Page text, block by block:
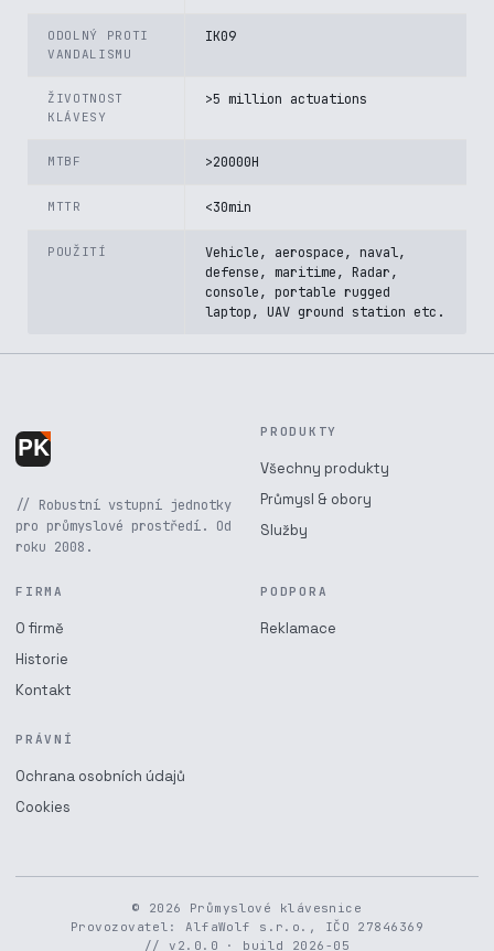
ODOLNÝ PROTI
VANDALISMU
IK09
ŽIVOTNOST
KLÁVESY
>5 million actuations
MTBF >20000H
MTTR <30min
POUŽITÍ
Vehicle, aerospace, naval,
defense, maritime, Radar,
console, portable rugged
laptop, UAV ground station etc.
// Robustní vstupní jednotky
pro průmyslové prostředí. Od
roku 2008.
PRODUKTY
Všechny produkty
Průmysl & obory
Služby
FIRMA
O firmě
Historie
Kontakt
PODPORA
Reklamace
PRÁVNÍ
Ochrana osobních údajů
Cookies
© 2026 Průmyslové klávesnice
Provozovatel: AlfaWolf s.r.o., IČO 27846369
// v2.0.0 · build 2026-05